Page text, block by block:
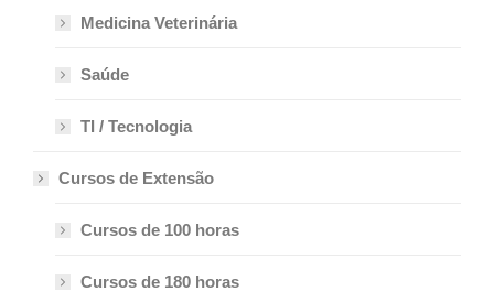
Medicina Veterinária
Saúde
TI / Tecnologia
Cursos de Extensão
Cursos de 100 horas
Cursos de 180 horas